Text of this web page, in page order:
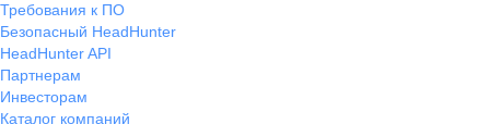
Требования к ПО
Безопасный HeadHunter
HeadHunter API
Партнерам
Инвесторам
Каталог компаний